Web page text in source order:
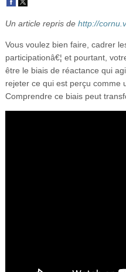
Se
Un article repris de http://
Vous voulez bien faire, cadrer
participationâ€¦ et pourtant,
être le biais de réactance qui
rejeter ce qui est perçu comme
Comprendre ce biais peut